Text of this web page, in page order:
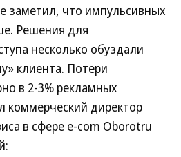
заметил, что импульсивных
Решения для
несколько обуздали
клиента. Потери
в 2-3% рекламных
коммерческий директор
в сфере e-com Oborotru